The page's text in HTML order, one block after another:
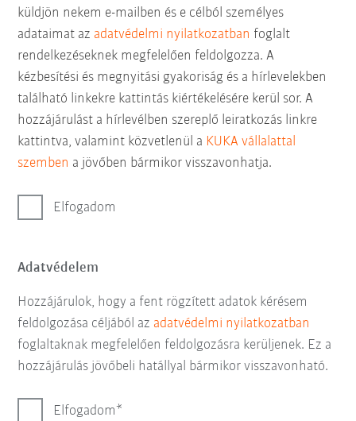
küldjön nekem e-mailben és e célból személyes
adataimat az adatvédelmi nyilatkozatban foglalt
rendelkezéseknek megfelelően feldolgozza. A
kézbesítési és megnyitási gyakoriság és a hírlevelekben
található linkekre kattintás kiértékelésére kerül sor. A
hozzájárulást a hírlevélben szereplő leiratkozás linkre
kattintva, valamint közvetlenül a KUKA vállalattal
szemben a jövőben bármikor visszavonhatja.
Elfogadom
Adatvédelem
Hozzájárulok, hogy a fent rögzített adatok kérésem
feldolgozása céljából az adatvédelmi nyilatkozatban
foglaltaknak megfelelően feldolgozásra kerüljenek. Ez a
hozzájárulás jövőbeli hatállyal bármikor visszavonható.
Elfogadom